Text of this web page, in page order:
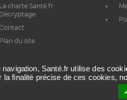
La charte Santé.fr
Décryptage
Plan du site
navigation, Santé.fr utilise des
la finalité précise de ces cookies,